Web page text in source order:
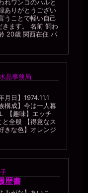
れワンコのハルと
ありがとうござい
うことで軽い自己
ます。 名前 飼わ
20歳 関西在住 パ
晶事務局
月日】1974.11.1
構成】今は一人暮
【趣味】エッチ
と全般 【得意なス
きな色】オレンジ
歴書